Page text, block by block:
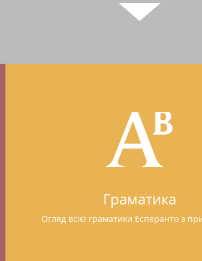
Граматика
Огляд всієї граматики Есперанто з